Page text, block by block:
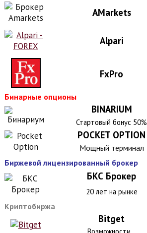
AMarkets
Alpari
FxPro
Бинарные опционы
BINARIUM
Стартовый бонус 50%
POCKET OPTION
Мощный терминал
Биржевой лицензированный брокер
БКС Брокер
20 лет на рынке
Криптобиржа
Bitget